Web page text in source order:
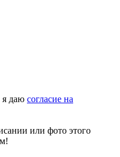
я даю согласие на
или фото этого